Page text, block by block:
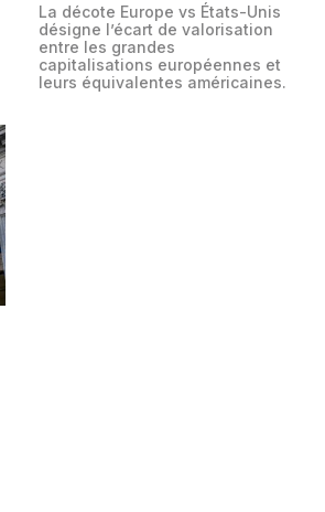
La décote Europe vs États-Unis
désigne l’écart de valorisation
entre les grandes
capitalisations européennes et
leurs équivalentes américaines.